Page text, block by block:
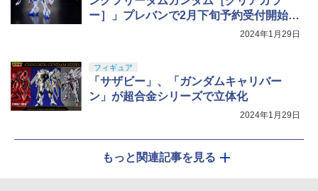
ー］」プレバンで2月下旬予約受付開始が
2024年1月29日
フィギュア
「サザビー」、「ガンダムキャリバー
ン」が超合金シリーズで立体化
2024年1月29日
もっと関連記事を見る